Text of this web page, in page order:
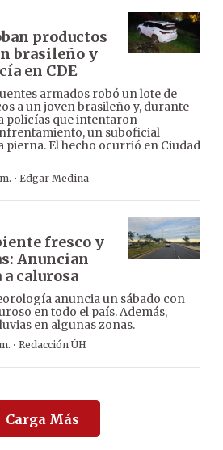
productos
brasileño y
en CDE
armados robó un lote de
a un joven brasileño y, durante
policías que intentaron
un suboficial
pierna. El hecho ocurrió en Ciudad
· Edgar Medina
fresco y
Anuncian
calurosa
anuncia un sábado con
en todo el país. Además,
en algunas zonas.
· Redacción ÚH
Carga Más